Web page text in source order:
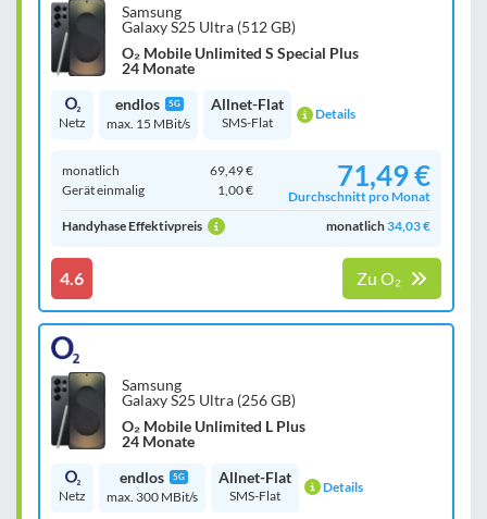
Samsung
Galaxy S25 Ultra (512 GB)
O₂ Mobile Unlimited S Special Plus
24 Monate
Netz
endlos 5G
max. 15 MBit/s
Allnet-Flat
SMS-Flat Details
monatlich
69,49 €
Gerät einmalig
1,00 € 71,49 €
Durchschnitt pro Monat
Handyhase Effektivpreis
monatlich34,03 €
4.6 Zu O₂
Samsung
Galaxy S25 Ultra (256 GB)
O₂ Mobile Unlimited L Plus
24 Monate
Netz
endlos 5G
max. 300 MBit/s
Allnet-Flat
SMS-Flat Details